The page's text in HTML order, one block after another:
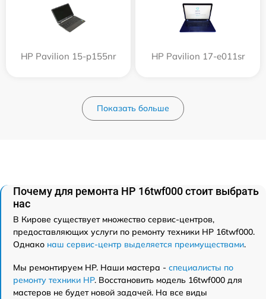
HP Pavilion 15-p155nr HP Pavilion 17-e011sr
Показать больше
Почему для ремонта HP 16twf000 стоит выбрать
нас
В Кирове существует множество сервис-центров,
предоставляющих услуги по ремонту техники HP 16twf000.
Однако наш сервис-центр выделяется преимуществами.
Мы ремонтируем HP. Наши мастера - специалисты по
ремонту техники HP. Восстановить модель 16twf000 для
мастеров не будет новой задачей. На все виды